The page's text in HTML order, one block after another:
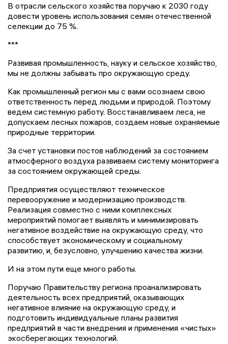
В отрасли сельского хозяйства поручаю к 2030 году
довести уровень использования семян отечественной
селекции до 75 %.
***
Развивая промышленность, науку и сельское хозяйство,
мы не должны забывать про окружающую среду.
Как промышленный регион мы с вами осознаем свою
ответственность перед людьми и природой. Поэтому
ведем системную работу. Восстанавливаем леса, не
допускаем лесных пожаров, создаем новые охраняемые
природные территории.
За счет установки постов наблюдений за состоянием
атмосферного воздуха развиваем систему мониторинга
за состоянием окружающей среды.
Предприятия осуществляют техническое
перевооружение и модернизацию производств.
Реализация совместно с ними комплексных
мероприятий помогает выявлять и минимизировать
негативное воздействие на окружающую среду, что
способствует экономическому и социальному
развитию, и, безусловно, улучшению качества жизни.
И на этом пути еще много работы.
Поручаю Правительству региона проанализировать
деятельность всех предприятий, оказывающих
негативное влияние на окружающую среду, и
подготовить индивидуальные планы развития
предприятий в части внедрения и применения «чистых»
экосберегающих технологий.